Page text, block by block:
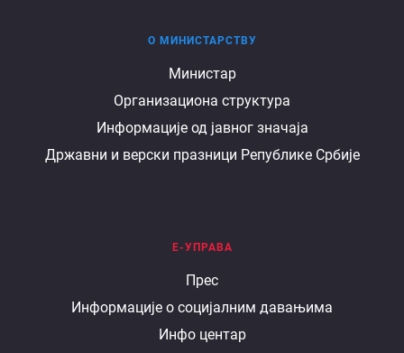
министарству
О МИНИСТАРСТВУ
Министар
Организациона структура
Информације од јавног значаја
Државни и верски празници Републике Србије
Е-УПРАВА
Прес
Информације о социјалним давањима
Инфо центар